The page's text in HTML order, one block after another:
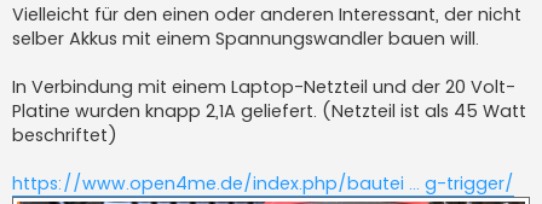
Vielleicht für den einen oder anderen Interessant, der nicht
selber Akkus mit einem Spannungswandler bauen will.
In Verbindung mit einem Laptop-Netzteil und der 20 Volt-
Platine wurden knapp 2,1A geliefert. (Netzteil ist als 45 Watt
beschriftet)
https://www.open4me.de/index.php/bautei ... g-trigger/